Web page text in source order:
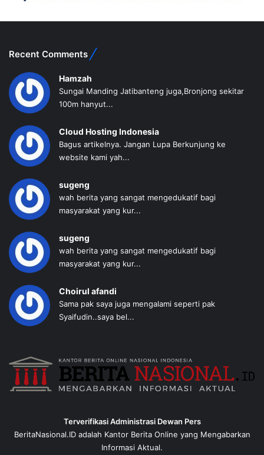
Recent Comments
Hamzah
Sungai Manding Jatibanteng juga,Bronjong sekitar
100m hanyut...
Cloud Hosting Indonesia
Bagus artikelnya. Jangan Lupa Berkunjung ke
website kami yah...
sugeng
wah berita yang sangat mengedukatif bagi
masyarakat yang kur...
sugeng
wah berita yang sangat mengedukatif bagi
masyarakat yang kur...
Choirul afandi
Sama pak saya juga mengalami seperti pak
Syaifudin..saya bel...
Terverifikasi Administrasi Dewan Pers
BeritaNasional.ID adalah Kantor Berita Online yang Mengabarkan
Informasi Aktual.